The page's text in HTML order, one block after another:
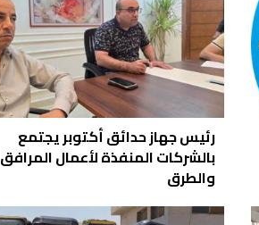
رئيس جهاز حدائق أكتوبر يجتمع
بالشركات المنفذة لأعمال المرافق
والطرق